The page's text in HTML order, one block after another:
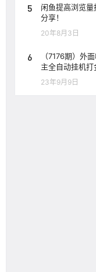
5
闲鱼提高浏览
分享！
20年8月3日
6
（7176期）外
主全自动挂机
23年9月9日